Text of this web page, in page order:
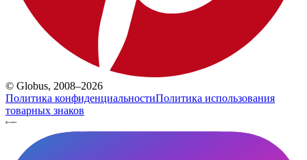
© Globus, 2008–2026
Политика конфиденциальностиПолитика использования
товарных знаков